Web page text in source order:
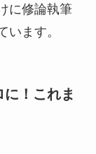
に修論執筆
います。
！これま